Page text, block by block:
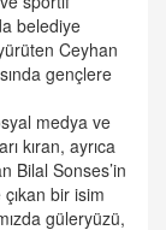
belediye
Ceyhan
gençlere
medya ve
kıran, ayrıca
Bilal Sonses’in
bir isim
güleryüzü,